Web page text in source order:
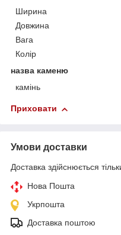
Ширина
Довжина
Вага
Колір
назва каменю
камінь
Приховати
Умови доставки
Доставка здійснюється
Нова Пошта
Укрпошта
Доставка поштою